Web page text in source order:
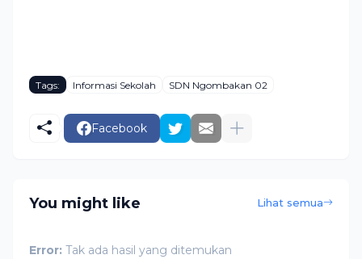
Tags: Informasi Sekolah SDN Ngombakan 02
Facebook
You might like Lihat semua
Error: Tak ada hasil yang ditemukan